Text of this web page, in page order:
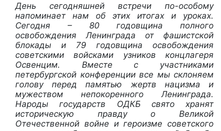
День сегодняшней встречи по-особому
напоминает нам об этих итогах и уроках.
Сегодня – 80 годовщина полного
освобождения Ленинграда от фашистской
блокады и 79 годовщина освобождения
советскими войсками узников концлагеря
Освенцим. Вместе с участниками
петербургской конференции все мы склоняем
голову перед памятью жертв нацизма и
мужеством непокоренного Ленинграда.
Народы государств ОДКБ свято хранят
историческую правду о Великой
Отечественной войне и героизме советского